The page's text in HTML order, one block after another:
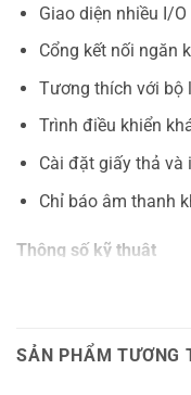
Giao diện nhiều I/O
Cổng kết nối ngăn
Tương thích với bộ
Trình điều khiển
Cài đặt giấy thả và
Chỉ báo âm thanh
Thông số kỹ thuật
PRP-
Print Speed
250
SẢN PHẨM TƯƠNG